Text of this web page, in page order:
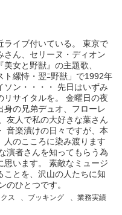
ス 、 ブッキング 、 業務実績